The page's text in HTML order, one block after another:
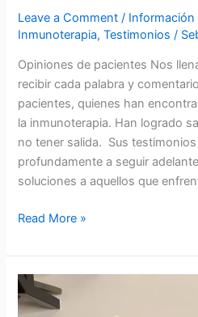
Leave a Comment / Información
Inmunoterapia,Testimonios /
Opiniones de pacientes Nos
recibir cada palabra y
pacientes, quienes han
la inmunoterapia. Han logrado
no tener salida. Sus
profundamente a seguir
soluciones a aquellos que
Read More »
Tratamiento
Intensivo